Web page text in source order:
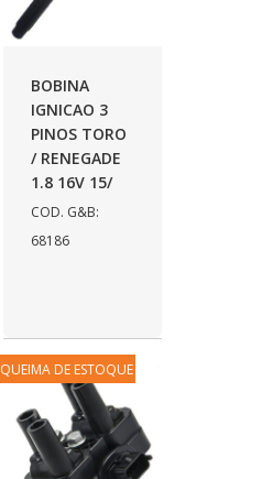
BOBINA
IGNICAO 3
PINOS TORO
/ RENEGADE
1.8 16V 15/
COD. G&B:
68186
QUEIMA DE ESTOQUE